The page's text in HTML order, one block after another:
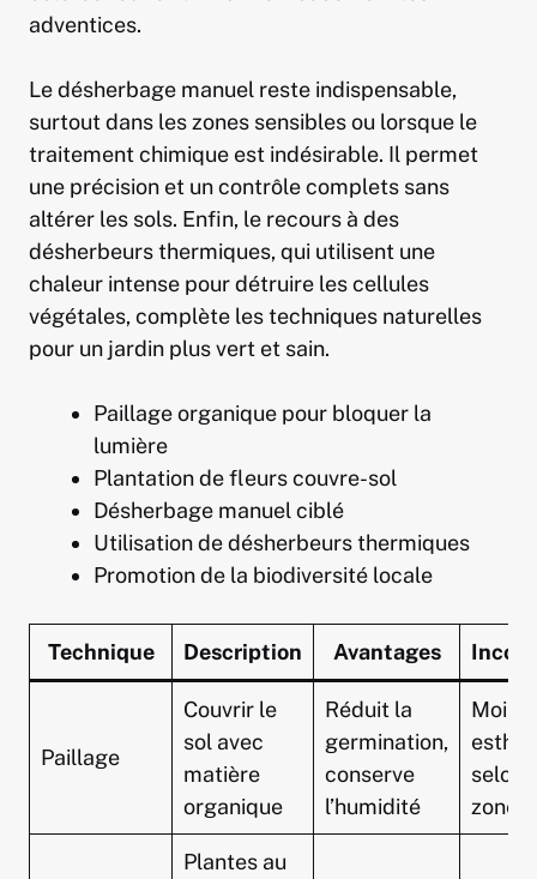
adventices.
Le désherbage manuel reste indispensable,
surtout dans les zones sensibles ou lorsque le
traitement chimique est indésirable. Il permet
une précision et un contrôle complets sans
altérer les sols. Enfin, le recours à des
désherbeurs thermiques, qui utilisent une
chaleur intense pour détruire les cellules
végétales, complète les techniques naturelles
pour un jardin plus vert et sain.
Paillage organique pour bloquer la
lumière
Plantation de fleurs couvre-sol
Désherbage manuel ciblé
Utilisation de désherbeurs thermiques
Promotion de la biodiversité locale
Technique Description Avantages
Paillage
Couvrir le
sol avec
matière
organique
Réduit la
germination,
conserve
l’humidité
Moins
selon
zones
Plantes au